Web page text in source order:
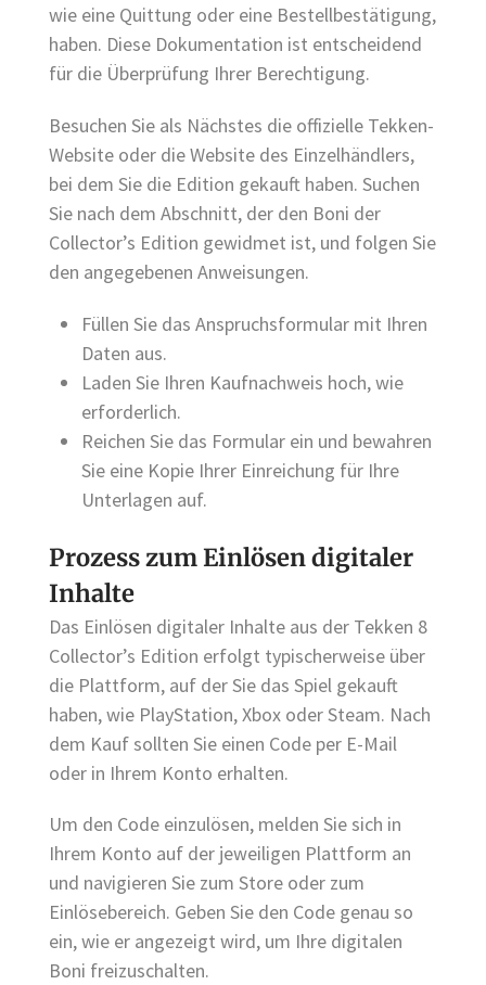
wie eine Quittung oder eine Bestellbestätigung,
haben. Diese Dokumentation ist entscheidend
für die Überprüfung Ihrer Berechtigung.
Besuchen Sie als Nächstes die offizielle Tekken-
Website oder die Website des Einzelhändlers,
bei dem Sie die Edition gekauft haben. Suchen
Sie nach dem Abschnitt, der den Boni der
Collector’s Edition gewidmet ist, und folgen Sie
den angegebenen Anweisungen.
Füllen Sie das Anspruchsformular mit Ihren
Daten aus.
Laden Sie Ihren Kaufnachweis hoch, wie
erforderlich.
Reichen Sie das Formular ein und bewahren
Sie eine Kopie Ihrer Einreichung für Ihre
Unterlagen auf.
Prozess zum Einlösen digitaler
Inhalte
Das Einlösen digitaler Inhalte aus der Tekken 8
Collector’s Edition erfolgt typischerweise über
die Plattform, auf der Sie das Spiel gekauft
haben, wie PlayStation, Xbox oder Steam. Nach
dem Kauf sollten Sie einen Code per E-Mail
oder in Ihrem Konto erhalten.
Um den Code einzulösen, melden Sie sich in
Ihrem Konto auf der jeweiligen Plattform an
und navigieren Sie zum Store oder zum
Einlösebereich. Geben Sie den Code genau so
ein, wie er angezeigt wird, um Ihre digitalen
Boni freizuschalten.